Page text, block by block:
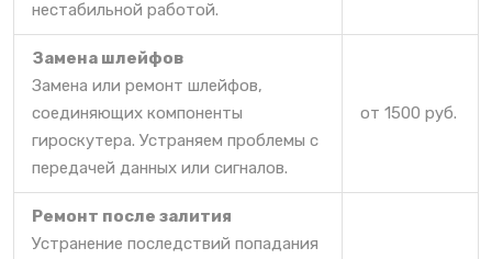
нестабильной работой.
Замена шлейфов
Замена или ремонт шлейфов,
соединяющих компоненты
гироскутера. Устраняем проблемы с
передачей данных или сигналов.
от 1500 руб.
Ремонт после залития
Устранение последствий попадания